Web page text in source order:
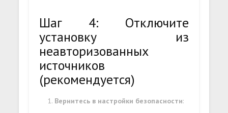
Шаг 4: Отключите
установку из
неавторизованных
источников
(рекомендуется)
Вернитесь в настройки безопасности: